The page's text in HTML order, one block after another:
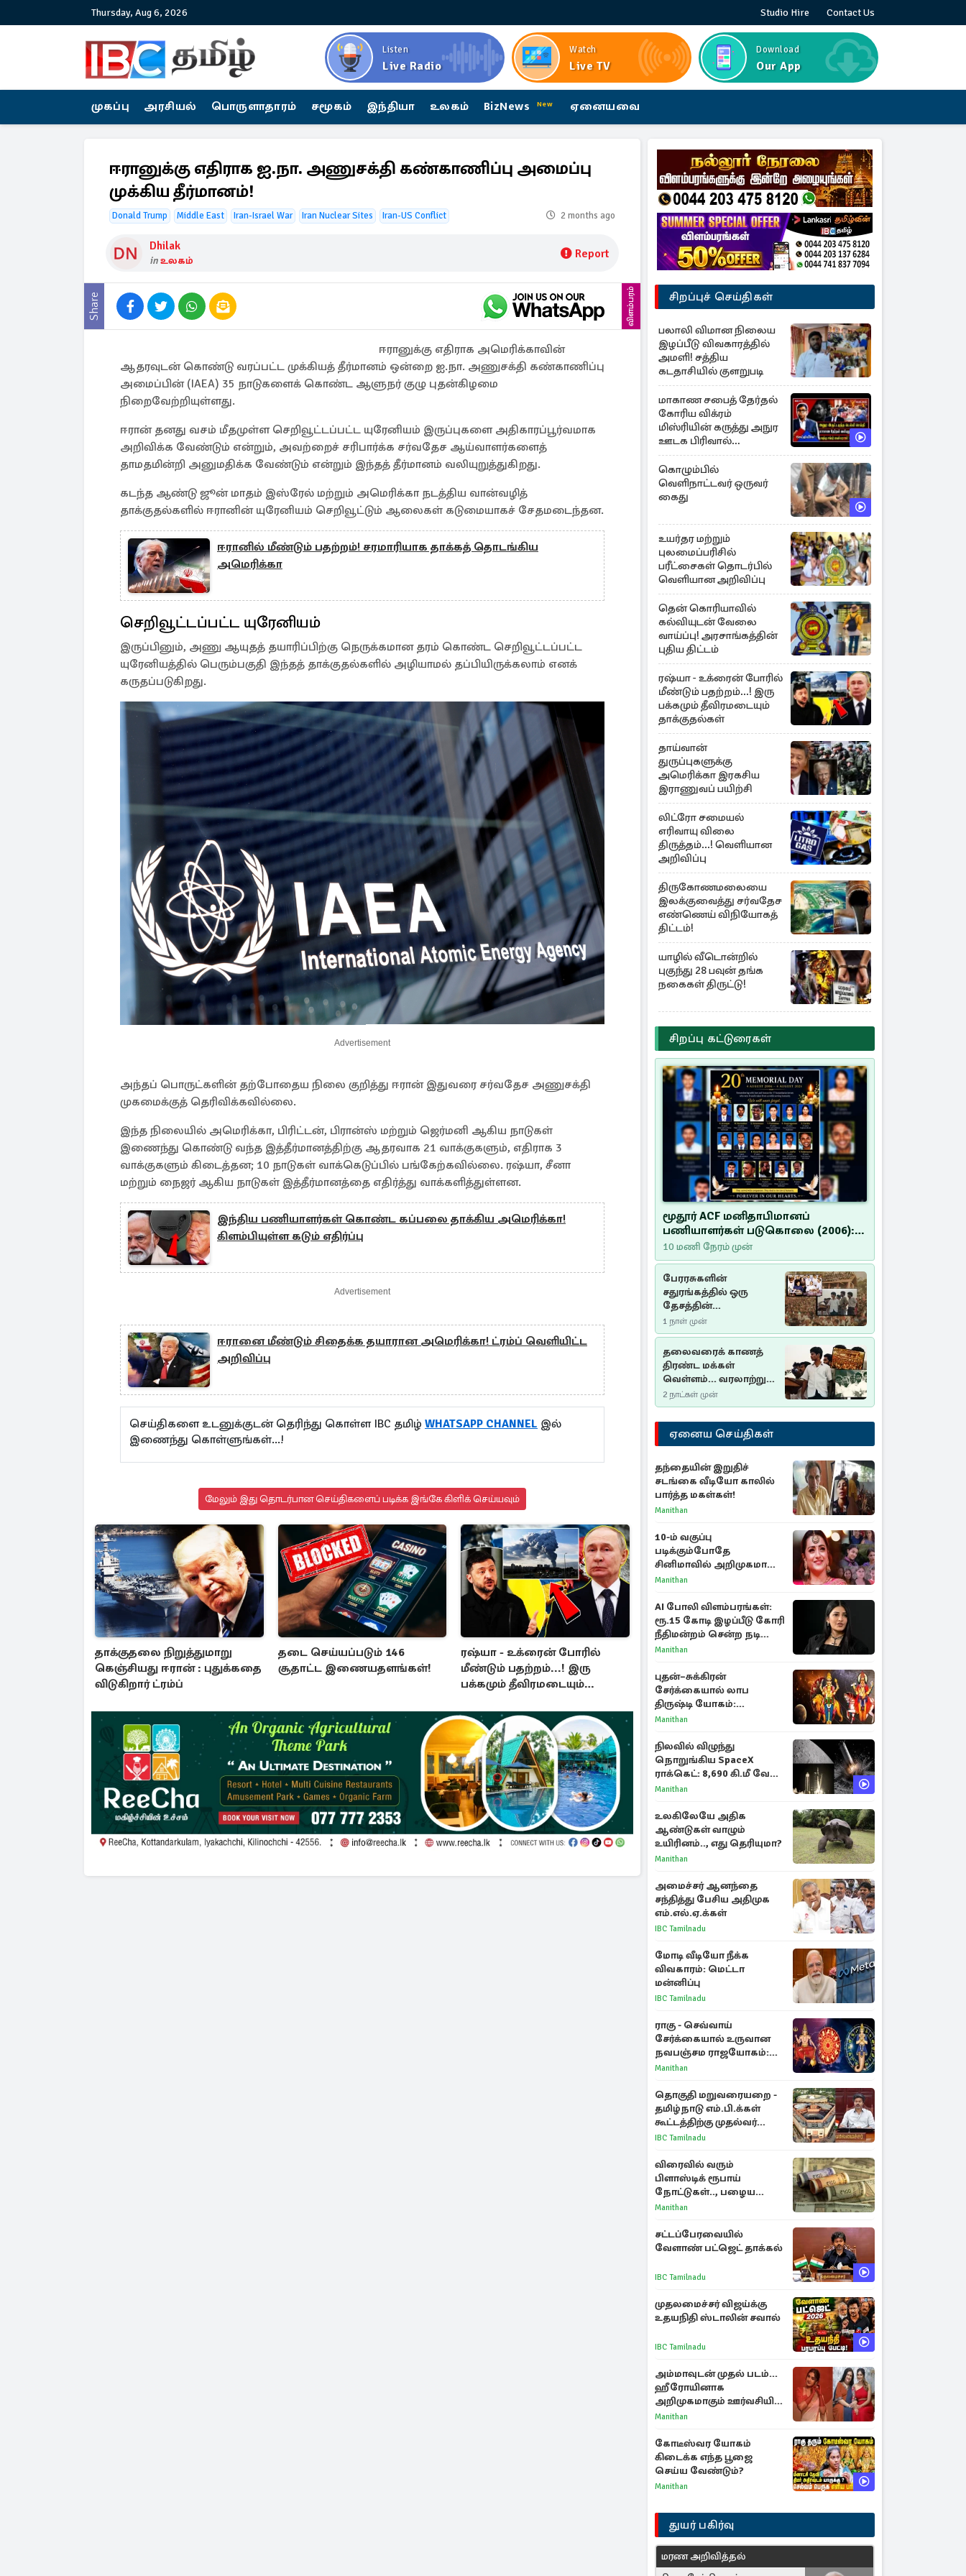
Thursday, Aug 6, 2026 Studio Hire Contact Us
Listen
Live Radio
Watch
Live TV
Download
Our App
முகப்பு அரசியல் பொருளாதாரம் சமூகம் இந்தியா உலகம் BizNews New ஏனையவை
ஈரானுக்கு எதிராக ஐ.நா. அணுசக்தி கண்காணிப்பு அமைப்பு
முக்கிய தீர்மானம்!
Donald Trump Middle East Iran-Israel War Iran Nuclear Sites Iran-US Conflict 2 months ago
Dhilak
inஉலகம் Report
Share விளம்பரம்
ஈரானுக்கு எதிராக அமெரிக்காவின்
ஆதரவுடன் கொண்டு வரப்பட்ட முக்கியத் தீர்மானம் ஒன்றை ஐ.நா. அணுசக்தி கண்காணிப்பு
அமைப்பின் (IAEA) 35 நாடுகளைக் கொண்ட ஆளுநர் குழு புதன்கிழமை
நிறைவேற்றியுள்ளது.
ஈரான் தனது வசம் மீதமுள்ள செறிவூட்டப்பட்ட யுரேனியம் இருப்புகளை அதிகாரப்பூர்வமாக
அறிவிக்க வேண்டும் என்றும், அவற்றைச் சரிபார்க்க சர்வதேச ஆய்வாளர்களைத்
தாமதமின்றி அனுமதிக்க வேண்டும் என்றும் இந்தத் தீர்மானம் வலியுறுத்துகிறது.
கடந்த ஆண்டு ஜூன் மாதம் இஸ்ரேல் மற்றும் அமெரிக்கா நடத்திய வான்வழித்
தாக்குதல்களில் ஈரானின் யுரேனியம் செறிவூட்டும் ஆலைகள் கடுமையாகச் சேதமடைந்தன.
ஈரானில் மீண்டும் பதற்றம்! சரமாரியாக தாக்கத் தொடங்கிய
அமெரிக்கா
செறிவூட்டப்பட்ட யுரேனியம்
இருப்பினும், அணு ஆயுதத் தயாரிப்பிற்கு நெருக்கமான தரம் கொண்ட செறிவூட்டப்பட்ட
யுரேனியத்தில் பெரும்பகுதி இந்தத் தாக்குதல்களில் அழியாமல் தப்பியிருக்கலாம் எனக்
கருதப்படுகிறது.
Advertisement
அந்தப் பொருட்களின் தற்போதைய நிலை குறித்து ஈரான் இதுவரை சர்வதேச அணுசக்தி
முகமைக்குத் தெரிவிக்கவில்லை.
இந்த நிலையில் அமெரிக்கா, பிரிட்டன், பிரான்ஸ் மற்றும் ஜெர்மனி ஆகிய நாடுகள்
இணைந்து கொண்டு வந்த இத்தீர்மானத்திற்கு ஆதரவாக 21 வாக்குகளும், எதிராக 3
வாக்குகளும் கிடைத்தன; 10 நாடுகள் வாக்கெடுப்பில் பங்கேற்கவில்லை. ரஷ்யா, சீனா
மற்றும் நைஜர் ஆகிய நாடுகள் இத்தீர்மானத்தை எதிர்த்து வாக்களித்துள்ளன.
இந்திய பணியாளர்கள் கொண்ட கப்பலை தாக்கிய அமெரிக்கா!
கிளம்பியுள்ள கடும் எதிர்ப்பு
Advertisement
ஈரானை மீண்டும் சிதைக்க தயாரான அமெரிக்கா! ட்ரம்ப் வெளியிட்ட
அறிவிப்பு
செய்திகளை உடனுக்குடன் தெரிந்து கொள்ள IBC தமிழ் WHATSAPP CHANNEL இல்
இணைந்து கொள்ளுங்கள்...!
மேலும் இது தொடர்பான செய்திகளைப் படிக்க இங்கே கிளிக் செய்யவும்
தாக்குதலை நிறுத்துமாறு
கெஞ்சியது ஈரான் : புதுக்கதை
விடுகிறார் ட்ரம்ப்
தடை செய்யப்படும் 146
சூதாட்ட இணையதளங்கள்!
ரஷ்யா - உக்ரைன் போரில்
மீண்டும் பதற்றம்...! இரு
பக்கமும் தீவிரமடையும்
சிறப்புச் செய்திகள்
பலாலி விமான நிலைய
இழப்பீடு விவகாரத்தில்
அமளி! சத்திய
கடதாசியில் குளறுபடி
மாகாண சபைத் தேர்தல்
கோரிய விக்ரம்
மிஸ்ரியின் கருத்து அநுர
ஊடக பிரிவால்
அமுக்கப்பட்டது ஏன்...!
கொழும்பில்
வெளிநாட்டவர் ஒருவர்
கைது
உயர்தர மற்றும்
புலமைப்பரிசில்
பரீட்சைகள் தொடர்பில்
வெளியான அறிவிப்பு
தென் கொரியாவில்
கல்வியுடன் வேலை
வாய்ப்பு! அரசாங்கத்தின்
புதிய திட்டம்
ரஷ்யா - உக்ரைன் போரில்
மீண்டும் பதற்றம்...! இரு
பக்கமும் தீவிரமடையும்
தாக்குதல்கள்
தாய்வான்
துருப்புகளுக்கு
அமெரிக்கா இரகசிய
இராணுவப் பயிற்சி
லிட்ரோ சமையல்
எரிவாயு விலை
திருத்தம்...! வெளியான
அறிவிப்பு
திருகோணமலையை
இலக்குவைத்து சர்வதேச
எண்ணெய் விநியோகத்
திட்டம்!
யாழில் வீடொன்றில்
புகுந்து 28 பவுன் தங்க
நகைகள் திருட்டு!
சிறப்பு கட்டுரைகள்
மூதூர் ACF மனிதாபிமானப்
பணியாளர்கள் படுகொலை (2006):
20 ஆண்டுகளாகியும் நீதி
மறுக்கப்பட்ட மனிதாபிமானப்
பேரவலம்
10 மணி நேரம் முன்
பேரரசுகளின்
சதுரங்கத்தில் ஒரு
தேசத்தின்
தீர்க்கதரிசனம் :
சுதுமலை பிரகடனம்
ஒரு வரலாற்றுப் பாடம்
1 நாள் முன்
தலைவரைக் காணத்
திரண்ட மக்கள்
வெள்ளம்... வரலாற்றுச்
சிறப்புமிக்க சுதுமலைப்
பிரகடனம்…
2 நாட்கள் முன்
ஏனைய செய்திகள்
தந்தையின் இறுதிச்
சடங்கை வீடியோ காலில்
பார்த்த மகள்கள்!
Manithan
10-ம் வகுப்பு
படிக்கும்போதே
சினிமாவில் அறிமுகமான
த்ரிஷா! உண்மையை
காந்தி
Manithan
AI போலி விளம்பரங்கள்:
ரூ.15 கோடி இழப்பீடு கோரி
நீதிமன்றம் சென்ற நடிகை
ஸ்ருதி ஹாசன்!
Manithan
புதன்–சுக்கிரன்
சேர்க்கையால் லாப
திருஷ்டி யோகம்:
அதிர்ஷ்டம் பெறும் டாப் 3
Manithan
நிலவில் விழுந்து
நொறுங்கிய SpaceX
ராக்கெட்: 8,690 கி.மீ வேக
மோதலால் உருவான புதிய
Manithan
உலகிலேயே அதிக
ஆண்டுகள் வாழும்
உயிரினம்.., எது தெரியுமா?
Manithan
அமைச்சர் ஆனந்தை
சந்தித்து பேசிய அதிமுக
எம்.எல்.ஏ.க்கள்
IBC Tamilnadu
மோடி வீடியோ நீக்க
விவகாரம்: மெட்டா
மன்னிப்பு
IBC Tamilnadu
ராகு - செவ்வாய்
சேர்க்கையால் உருவான
நவபஞ்சம ராஜயோகம்:
அதிர்ஷ்டம் பெறும் 3
Manithan
தொகுதி மறுவரையறை -
தமிழ்நாடு எம்.பி.க்கள்
கூட்டத்திற்கு முதல்வர்
விஜய் அழைப்பு
IBC Tamilnadu
விரைவில் வரும்
பிளாஸ்டிக் ரூபாய்
நோட்டுகள்.., பழைய
காகித நோட்டுகள்
Manithan
சட்டப்பேரவையில்
வேளாண் பட்ஜெட் தாக்கல்
IBC Tamilnadu
முதலமைச்சர் விஜய்க்கு
உதயநிதி ஸ்டாலின் சவால்
IBC Tamilnadu
அம்மாவுடன் முதல் படம்...
ஹீரோயினாக
அறிமுகமாகும் ஊர்வசியின்
மகள் தேஜலட்சுமி!
Manithan
கோடீஸ்வர யோகம்
கிடைக்க எந்த பூஜை
செய்ய வேண்டும்?
Manithan
துயர் பகிர்வு
மரண அறிவித்தல்